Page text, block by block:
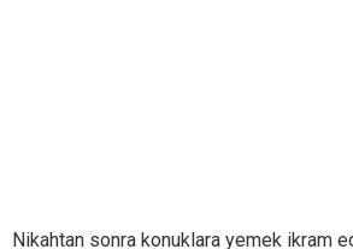
Nikahtan sonra konuklara yemek ikram